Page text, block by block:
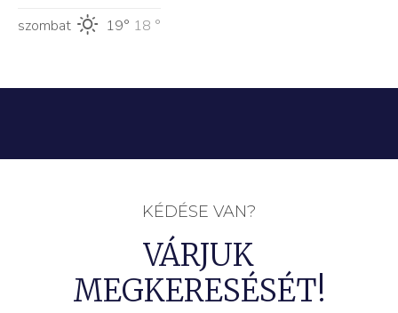
szombat 19° 18 °
KÉDÉSE VAN?
VÁRJUK
MEGKERESÉSÉT!